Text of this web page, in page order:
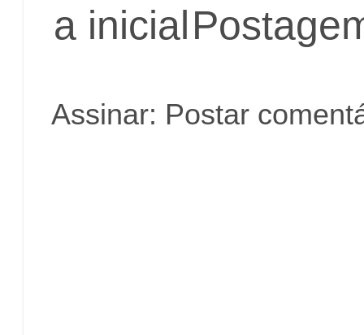
a inicial
Assinar: Postar